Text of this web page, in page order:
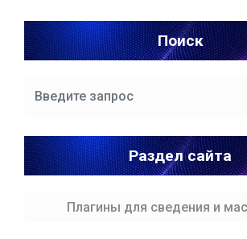
Поиск
Раздел сайта